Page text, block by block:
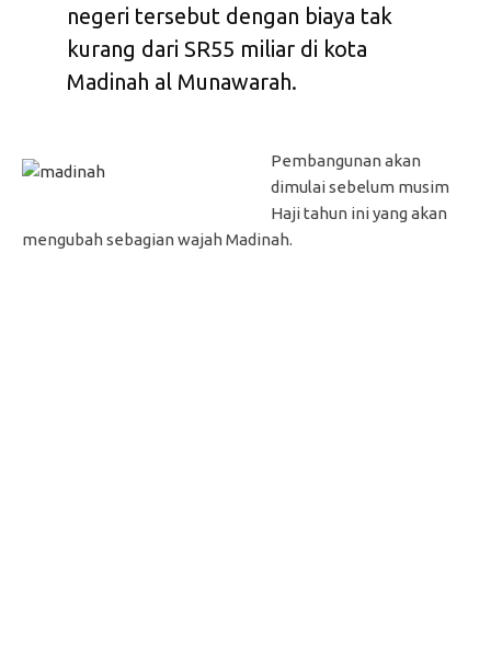
negeri tersebut dengan biaya tak
kurang dari SR55 miliar di kota
Madinah al Munawarah.
Pembangunan akan
dimulai sebelum musim
Haji tahun ini yang akan
mengubah sebagian wajah Madinah.